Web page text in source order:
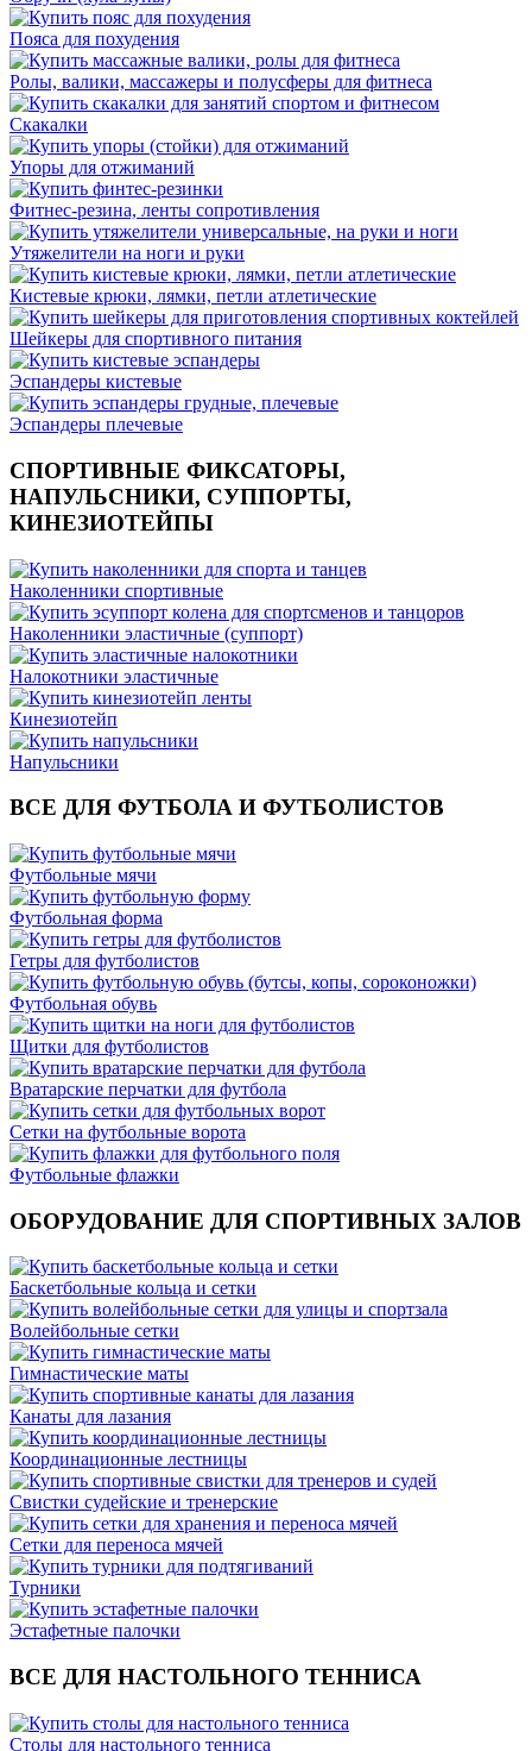
Пояса для похудения
Ролы, валики, массажеры и полусферы для фитнеса
Скакалки
Упоры для отжиманий
Фитнес-резина, ленты сопротивления
Утяжелители на ноги и руки
Кистевые крюки, лямки, петли атлетические
Шейкеры для спортивного питания
Эспандеры кистевые
Эспандеры плечевые
СПОРТИВНЫЕ ФИКСАТОРЫ,
НАПУЛЬСНИКИ, СУППОРТЫ,
КИНЕЗИОТЕЙПЫ
Наколенники спортивные
Наколенники эластичные (суппорт)
Налокотники эластичные
Кинезиотейп
Напульсники
ВСЕ ДЛЯ ФУТБОЛА И ФУТБОЛИСТОВ
Футбольные мячи
Футбольная форма
Гетры для футболистов
Футбольная обувь
Щитки для футболистов
Вратарские перчатки для футбола
Сетки на футбольные ворота
Футбольные флажки
ОБОРУДОВАНИЕ ДЛЯ СПОРТИВНЫХ ЗАЛОВ
Баскетбольные кольца и сетки
Волейбольные сетки
Гимнастические маты
Канаты для лазания
Координационные лестницы
Свистки судейские и тренерские
Сетки для переноса мячей
Турники
Эстафетные палочки
ВСЕ ДЛЯ НАСТОЛЬНОГО ТЕННИСА
Столы для настольного тенниса